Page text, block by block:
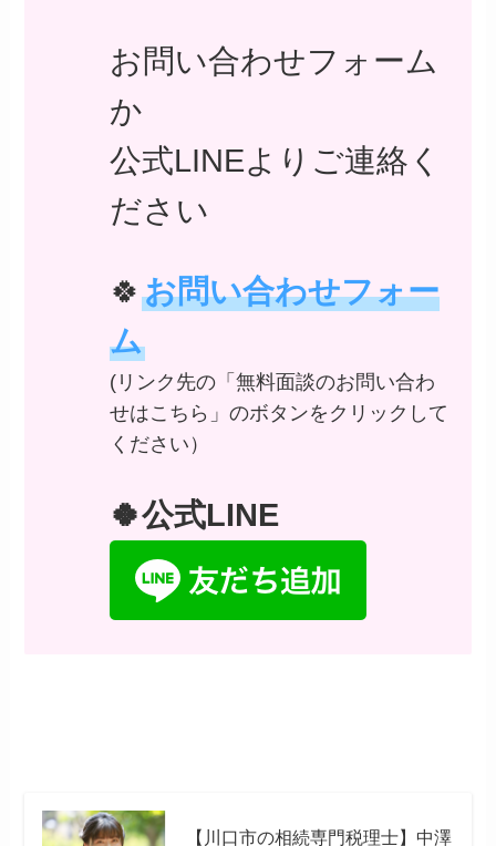
お問い合わせフォーム
か
公式LINEよりご連絡く
ださい
🍀 お問い合わせフォー
ム
(リンク先の「無料面談のお問い合わ
せはこちら」のボタンをクリックして
ください）
🍀公式LINE
【川口市の相続専門税理士】中澤